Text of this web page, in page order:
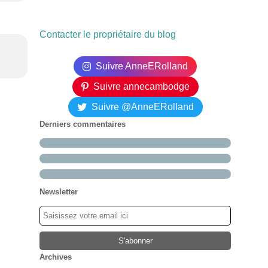
Contacter le propriétaire du blog
Suivre AnneERolland
Suivre annecambodge
Suivre @AnneERolland
Derniers commentaires
Newsletter
Archives